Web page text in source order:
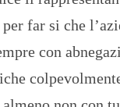
far si che
con